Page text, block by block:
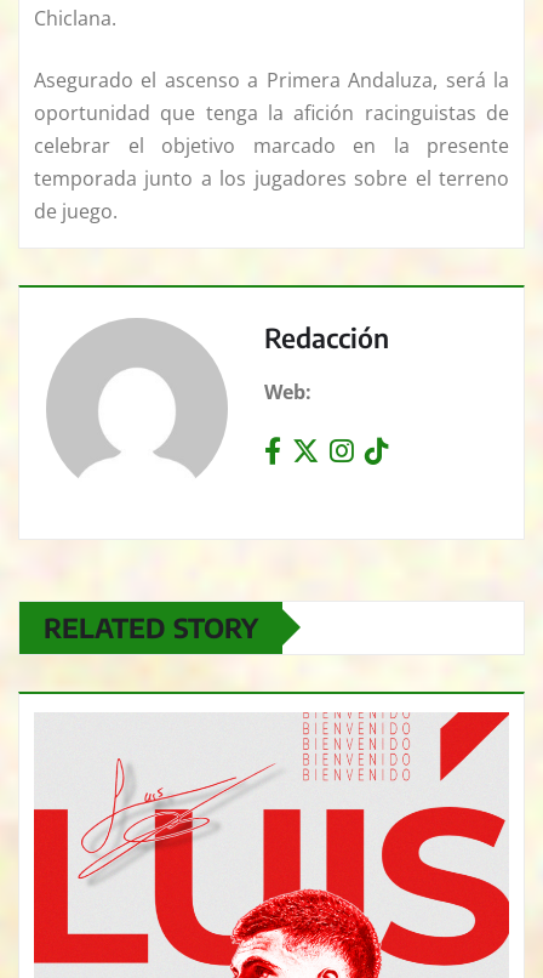
Chiclana.
Asegurado el ascenso a Primera Andaluza, será la
oportunidad que tenga la afición racinguistas de
celebrar el objetivo marcado en la presente
temporada junto a los jugadores sobre el terreno
de juego.
Redacción
Web:
RELATED STORY